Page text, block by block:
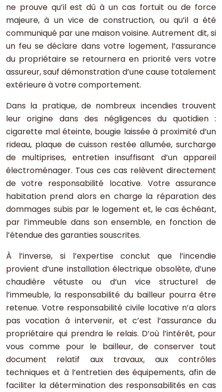
ne prouve qu’il est dû à un cas fortuit ou de force
majeure, à un vice de construction, ou qu’il a été
communiqué par une maison voisine. Autrement dit, si
un feu se déclare dans votre logement, l’assurance
du propriétaire se retournera en priorité vers votre
assureur, sauf démonstration d’une cause totalement
extérieure à votre comportement.
Dans la pratique, de nombreux incendies trouvent
leur origine dans des négligences du quotidien :
cigarette mal éteinte, bougie laissée à proximité d’un
rideau, plaque de cuisson restée allumée, surcharge
de multiprises, entretien insuffisant d’un appareil
électroménager. Tous ces cas relèvent directement
de votre responsabilité locative. Votre assurance
habitation prend alors en charge la réparation des
dommages subis par le logement et, le cas échéant,
par l’immeuble dans son ensemble, en fonction de
l’étendue des garanties souscrites.
À l’inverse, si l’expertise conclut que l’incendie
provient d’une installation électrique obsolète, d’une
chaudière vétuste ou d’un vice structurel de
l’immeuble, la responsabilité du bailleur pourra être
retenue. Votre responsabilité civile locative n’a alors
pas vocation à intervenir, et c’est l’assurance du
propriétaire qui prendra le relais. D’où l’intérêt, pour
vous comme pour le bailleur, de conserver tout
document relatif aux travaux, aux contrôles
techniques et à l’entretien des équipements, afin de
faciliter la détermination des responsabilités en cas